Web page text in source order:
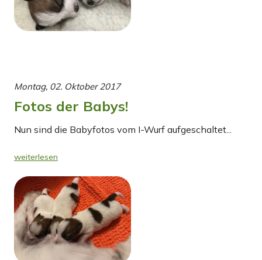
Montag, 02. Oktober 2017
Fotos der Babys!
Nun sind die Babyfotos vom I-Wurf aufgeschaltet...
weiterlesen